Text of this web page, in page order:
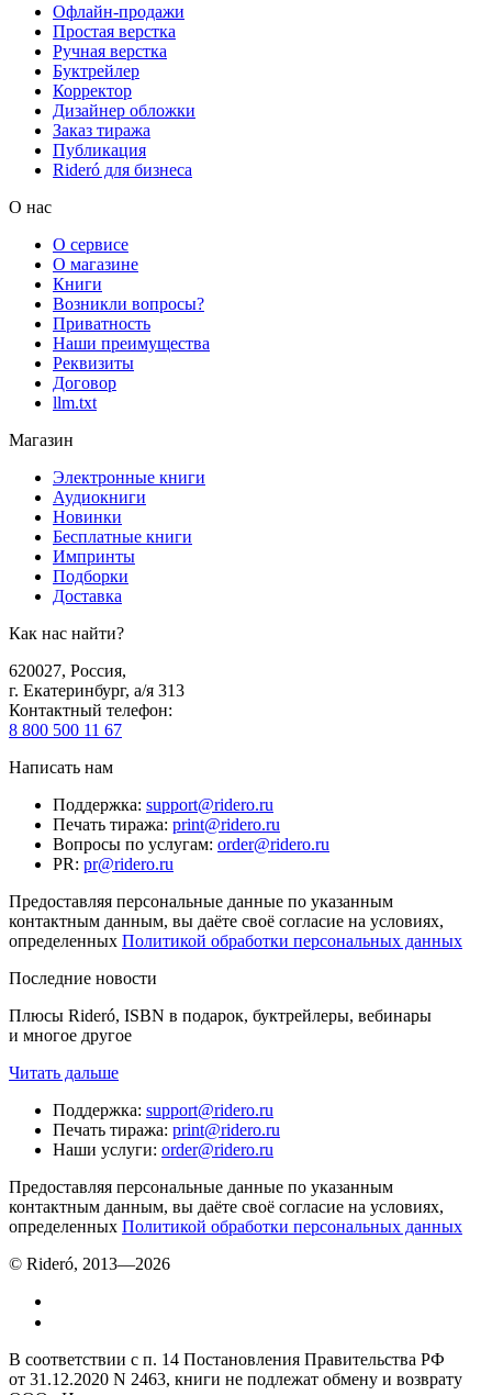
Офлайн-продажи
Простая верстка
Ручная верстка
Буктрейлер
Корректор
Дизайнер обложки
Заказ тиража
Публикация
Rideró для бизнеса
О нас
О сервисе
О магазине
Книги
Возникли вопросы?
Приватность
Наши преимущества
Реквизиты
Договор
llm.txt
Магазин
Электронные книги
Аудиокниги
Новинки
Бесплатные книги
Импринты
Подборки
Доставка
Как нас найти?
620027, Россия,
г. Екатеринбург, а/я 313
Контактный телефон:
8 800 500 11 67
Написать нам
Поддержка: support@ridero.ru
Печать тиража: print@ridero.ru
Вопросы по услугам: order@ridero.ru
PR: pr@ridero.ru
Предоставляя персональные данные по указанным
контактным данным, вы даёте своё согласие на условиях,
определенных Политикой обработки персональных данных
Последние новости
Плюсы Rideró, ISBN в подарок, буктрейлеры, вебинары
и многое другое
Читать дальше
Поддержка: support@ridero.ru
Печать тиража: print@ridero.ru
Наши услуги: order@ridero.ru
Предоставляя персональные данные по указанным
контактным данным, вы даёте своё согласие на условиях,
определенных Политикой обработки персональных данных
© Rideró, 2013—2026
В соответствии с п. 14 Постановления Правительства РФ
от 31.12.2020 N 2463, книги не подлежат обмену и возврату